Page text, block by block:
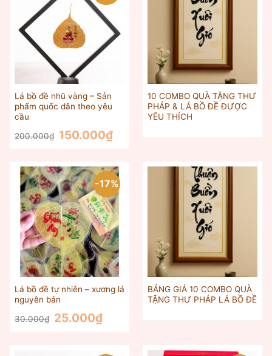
Lá bồ đề nhũ vàng – Sản
phẩm quốc dân theo yêu
cầu
200.000₫ Giá
gốc
150.000₫Giá
hiện
10 COMBO QUÀ TẶNG THƯ
PHÁP & LÁ BỒ ĐỀ ĐƯỢC
YÊU THÍCH
-17%
Lá bồ đề tự nhiên – xương lá
nguyên bản
30.000₫ Giá
gốc
25.000₫Giá
hiện
BẢNG GIÁ 10 COMBO QUÀ
TẶNG THƯ PHÁP LÁ BỒ ĐỀ